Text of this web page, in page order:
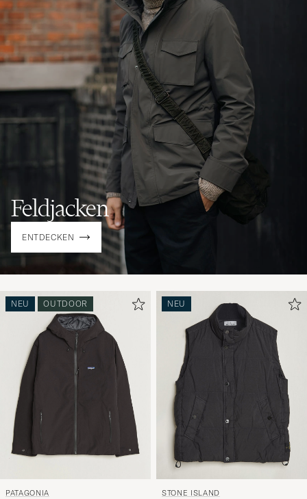
NEU OUTDOOR
PATAGONIA
NEU
STONE ISLAND
Feldjacken
ENTDECKEN